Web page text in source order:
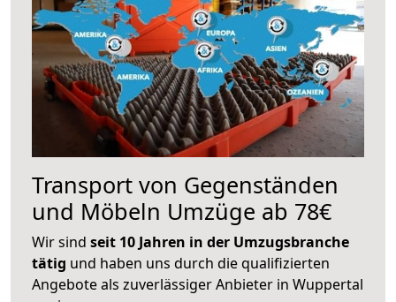
Transport von Gegenständen
und Möbeln Umzüge ab 78€
Wir sind seit 10 Jahren in der Umzugsbranche
tätig und haben uns durch die qualifizierten
Angebote als zuverlässiger Anbieter in Wuppertal